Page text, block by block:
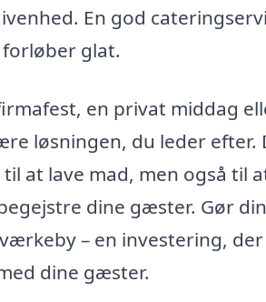
En god
glat.
en privat middag
løsningen, du leder efter.
at lave mad, men også til
dine gæster. Gør
– en investering,
dine gæster.